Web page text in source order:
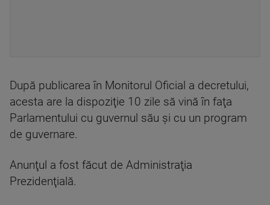
După publicarea în Monitorul Oficial a decretului,
acesta are la dispoziţie 10 zile să vină în faţa
Parlamentului cu guvernul său şi cu un program
de guvernare.
Anunţul a fost făcut de Administraţia
Prezidenţială.